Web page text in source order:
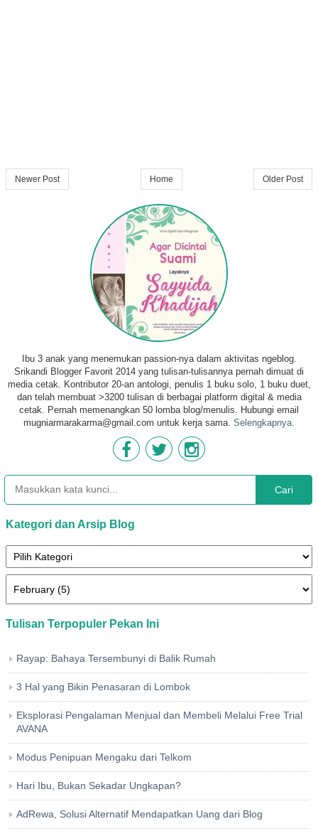
Newer Post Older Post
Home
Ibu 3 anak yang menemukan passion-nya dalam aktivitas ngeblog.
Srikandi Blogger Favorit 2014 yang tulisan-tulisannya pernah dimuat di
media cetak. Kontributor 20-an antologi, penulis 1 buku solo, 1 buku duet,
dan telah membuat >3200 tulisan di berbagai platform digital & media
cetak. Pernah memenangkan 50 lomba blog/menulis. Hubungi email
mugniarmarakarma@gmail.com untuk kerja sama. Selengkapnya.
Cari
Kategori dan Arsip Blog
Tulisan Terpopuler Pekan Ini
Rayap: Bahaya Tersembunyi di Balik Rumah
3 Hal yang Bikin Penasaran di Lombok
Eksplorasi Pengalaman Menjual dan Membeli Melalui Free Trial
AVANA
Modus Penipuan Mengaku dari Telkom
Hari Ibu, Bukan Sekadar Ungkapan?
AdRewa, Solusi Alternatif Mendapatkan Uang dari Blog